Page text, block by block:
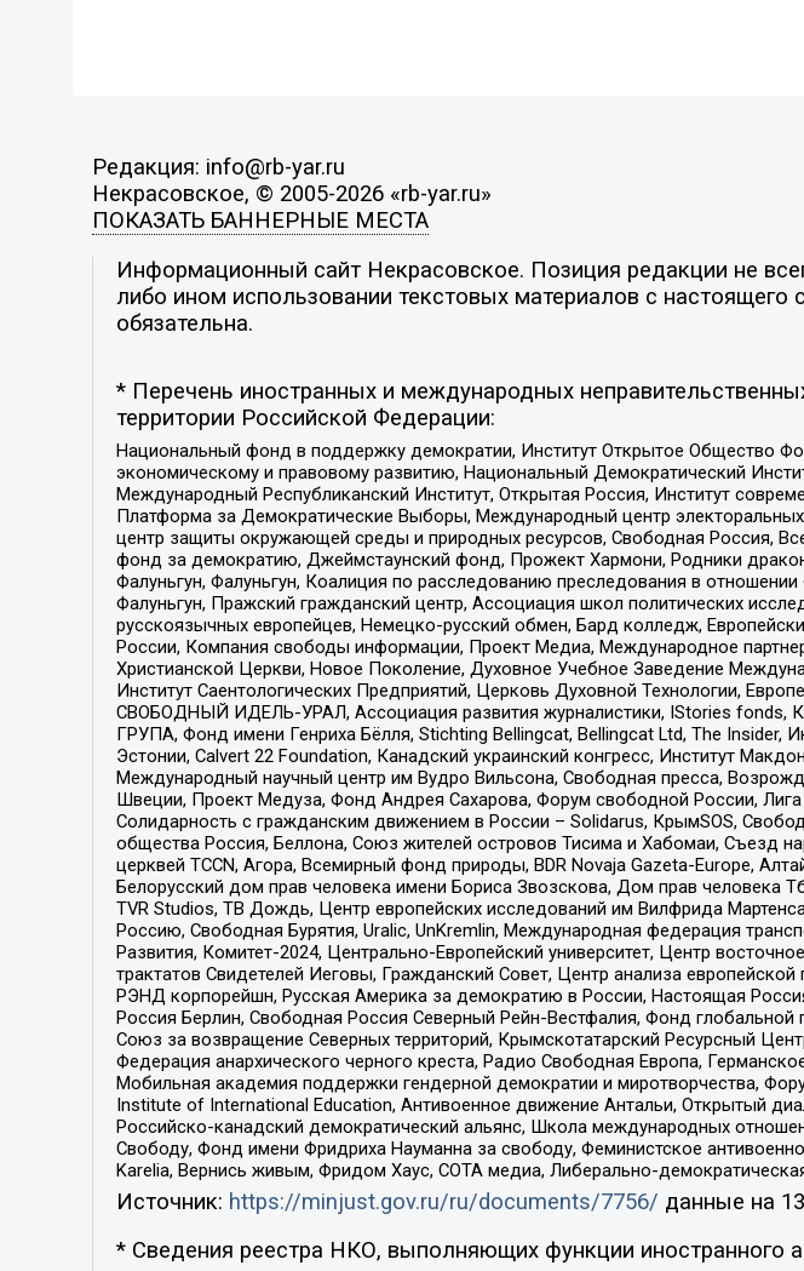
Редакция: info@rb-yar.ru
Некрасовское, © 2005-2026 «rb-yar.ru»
ПОКАЗАТЬ БАННЕРНЫЕ МЕСТА
Информационный сайт Некрасовское. Позиция редакции не
либо ином использовании текстовых материалов с настоящего
обязательна.
* Перечень иностранных и международных
территории Российской Федерации:
Национальный фонд в поддержку демократии, Институт Открытое Общество
экономическому и правовому развитию, Национальный Демократический
Международный Республиканский Институт, Открытая Россия, Институт
Платформа за Демократические Выборы, Международный центр
центр защиты окружающей среды и природных ресурсов, Свободная Россия,
фонд за демократию, Джеймстаунский фонд, Прожект Хармони, Родники
Фалуньгун, Фалуньгун, Коалиция по расследованию преследования в
Фалуньгун, Пражский гражданский центр, Ассоциация школ политических
русскоязычных европейцев, Немецко-русский обмен, Бард колледж,
России, Компания свободы информации, Проект Медиа, Международное
Христианской Церкви, Новое Поколение, Духовное Учебное Заведение
Институт Саентологических Предприятий, Церковь Духовной Технологии,
СВОБОДНЫЙ ИДЕЛЬ-УРАЛ, Ассоциация развития журналистики, IStories
ГРУПА, Фонд имени Генриха Бёлля, Stichting Bellingcat, Bellingcat Ltd, The
Эстонии, Calvert 22 Foundation, Канадский украинский конгресс, Институт
Международный научный центр им Вудро Вильсона, Свободная пресса,
Швеции, Проект Медуза, Фонд Андрея Сахарова, Форум свободной России,
Солидарность с гражданским движением в России – Solidarus, КрымSOS,
общества Россия, Беллона, Союз жителей островов Тисима и Хабомаи, Съезд
церквей TCCN, Агора, Всемирный фонд природы, BDR Novaja Gazeta-Europe,
Белорусский дом прав человека имени Бориса Звозскова, Дом прав
TVR Studios, ТВ Дождь, Центр европейских исследований им Вилфрида
Россию, Свободная Бурятия, Uralic, UnKremlin, Международная федерация
Развития, Комитет-2024, Центрально-Европейский университет, Центр
трактатов Свидетелей Иеговы, Гражданский Совет, Центр анализа
РЭНД корпорейшн, Русская Америка за демократию в России, Настоящая
Россия Берлин, Свободная Россия Северный Рейн-Вестфалия, Фонд
Союз за возвращение Северных территорий, Крымскотатарский Ресурсный
Федерация анархического черного креста, Радио Свободная Европа,
Мобильная академия поддержки гендерной демократии и миротворчества,
Institute of International Education, Антивоенное движение Антальи, Открытый
Российско-канадский демократический альянс, Школа международных
Свободу, Фонд имени Фридриха Науманна за свободу, Феминистское
Karelia, Вернись живым, Фридом Хаус, СОТА медиа, Либерально-
Источник: https://minjust.gov.ru/ru/documents/7756/ данные на
* Сведения реестра НКО, выполняющих функции иностранного